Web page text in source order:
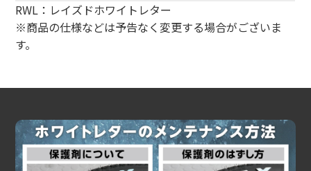
RWL：レイズドホワイトレター
※商品の仕様などは予告なく変更する場合がございま
す。